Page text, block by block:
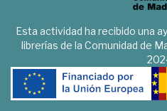
Esta actividad ha recibido una
librerías de la Comunidad de